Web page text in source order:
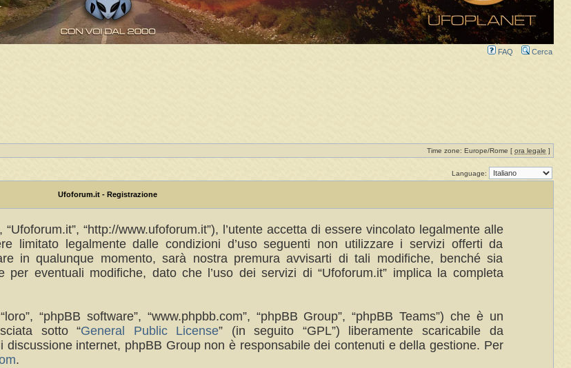
FAQ Cerca
Time zone: Europe/Rome [ ora legale ]
Language:
Ufoforum.it - Registrazione
“Ufoforum.it”, “http://www.ufoforum.it”), l’utente accetta di essere vincolato legalmente alle
limitato legalmente dalle condizioni d’uso seguenti non utilizzare i servizi offerti da
in qualunque momento, sarà nostra premura avvisarti di tali modifiche, benché sia
eventuali modifiche, dato che l’uso dei servizi di “Ufoforum.it” implica la completa
“phpBB software”, “www.phpbb.com”, “phpBB Group”, “phpBB Teams”) che è un
sotto “General Public License” (in seguito “GPL”) liberamente scaricabile da
internet, phpBB Group non è responsabile dei contenuti e della gestione. Per
.